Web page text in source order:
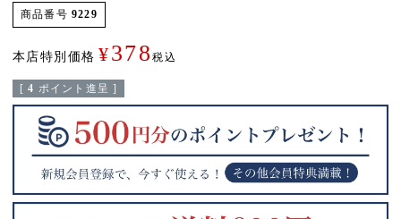
商品番号 9229
本店特別価格 ¥378税込
[ 4 ポイント進呈 ]